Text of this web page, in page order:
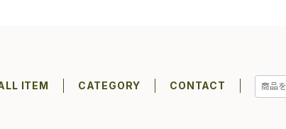
ITEM CATEGORY CONTACT